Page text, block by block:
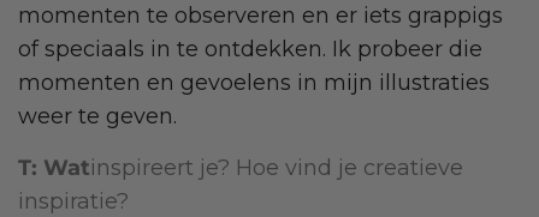
momenten te observeren en er iets grappigs
of speciaals in te ontdekken. Ik probeer die
momenten en gevoelens in mijn illustraties
weer te geven.
T: Watinspireert je? Hoe vind je creatieve
inspiratie?